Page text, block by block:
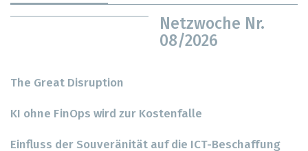
Netzwoche Nr.
08/2026
The Great Disruption
KI ohne FinOps wird zur Kostenfalle
Einfluss der Souveränität auf die ICT-Beschaffung